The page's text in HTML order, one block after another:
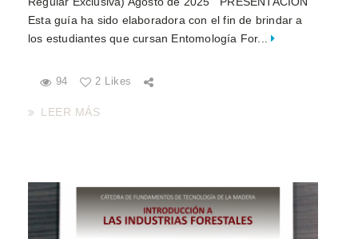
Esta guía ha sido elaboradora con el fin de brindar a
los estudiantes que cursan Entomología For...
94 2 Likes
LEER MÁS